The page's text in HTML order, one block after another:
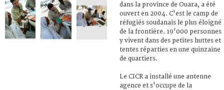
dans la province de Ouara, a été
ouvert en 2004. C'est le camp de
réfugiés soudanais le plus éloigné
de la frontière. 19'000 personnes
y vivent dans des petites huttes et
tentes réparties en une quinzaine
de quartiers.
Le CICR a installé une antenne
agence et s'occupe de la